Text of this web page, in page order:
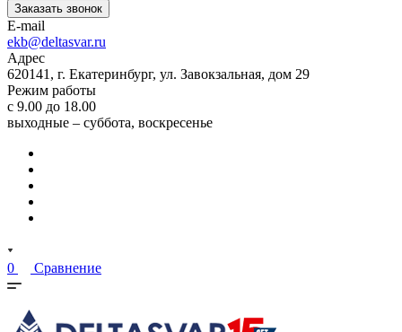
Заказать звонок
E-mail
ekb@deltasvar.ru
Адрес
620141, г. Екатеринбург, ул. Завокзальная, дом 29
Режим работы
с 9.00 до 18.00
выходные – суббота, воскресенье
0 Сравнение